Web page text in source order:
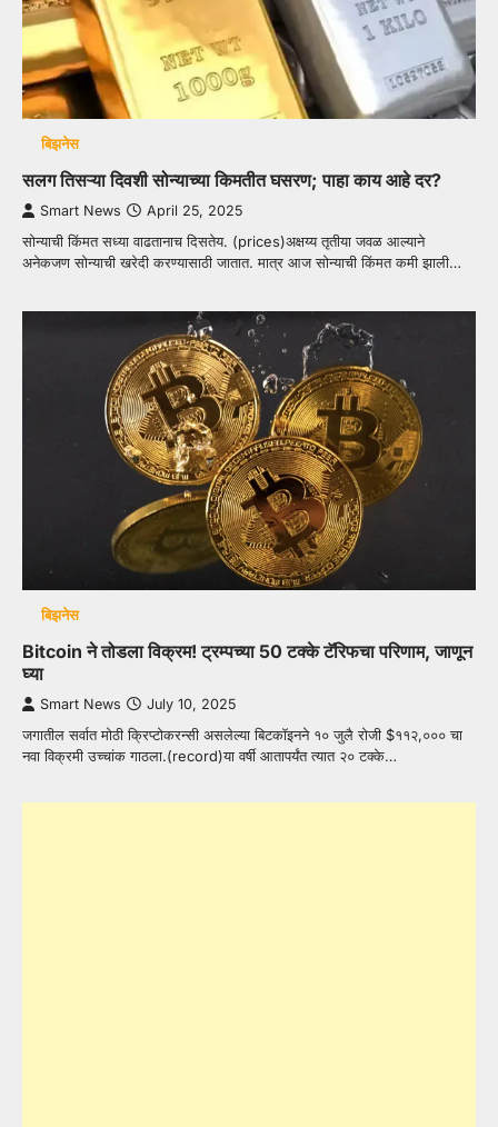
बिझनेस
सलग तिसऱ्या दिवशी सोन्याच्या किमतीत घसरण; पाहा काय आहे दर?
Smart News April 25, 2025
सोन्याची किंमत सध्या वाढतानाच दिसतेय. (prices)अक्षय्य तृतीया जवळ आल्याने
अनेकजण सोन्याची खरेदी करण्यासाठी जातात. मात्र आज सोन्याची किंमत कमी झाली…
बिझनेस
Bitcoin ने तोडला विक्रम! ट्रम्पच्या 50 टक्के टॅरिफचा परिणाम, जाणून
घ्या
Smart News July 10, 2025
जगातील सर्वात मोठी क्रिप्टोकरन्सी असलेल्या बिटकॉइनने १० जुलै रोजी $११२,००० चा
नवा विक्रमी उच्चांक गाठला.(record)या वर्षी आतापर्यंत त्यात २० टक्के…